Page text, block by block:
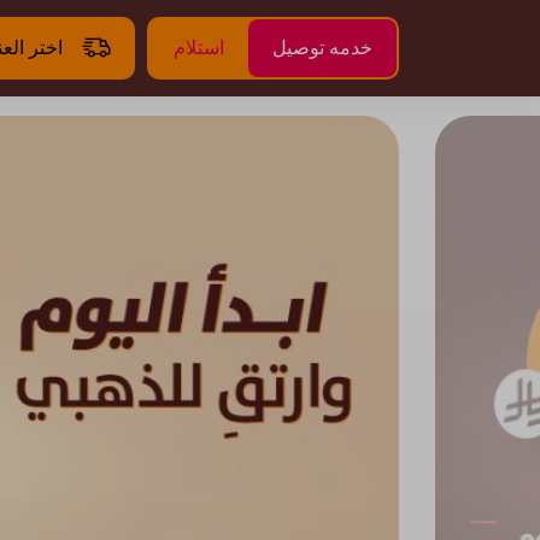
خدمه توصيل استلام اختر